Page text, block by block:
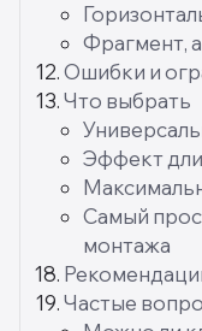
Фрагмент,
Ошибки и
Что выбрать
Эффект
Самый
монтажа
Частые